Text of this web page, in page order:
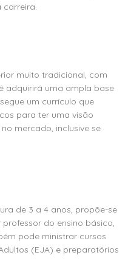
carreira.
muito tradicional, com
adquirirá uma ampla base
um currículo que
para ter uma visão
mercado, inclusive se
de 3 a 4 anos, propõe-se
do ensino básico,
pode ministrar cursos
(EJA) e preparatórios